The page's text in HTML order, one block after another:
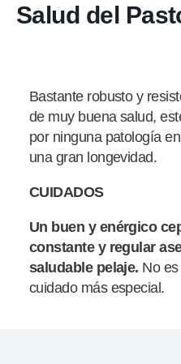
Salud del
Bastante robusto y
de muy buena salud,
por ninguna patología
una gran longevidad.
CUIDADOS
Un buen y enérgico
constante y regular
saludable pelaje. No
cuidado más especial.